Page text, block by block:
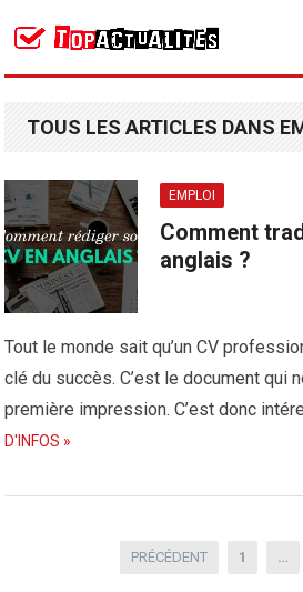
TOUS LES ARTICLES DANS
EMPLOI
Comment
anglais ?
Tout le monde sait qu’un CV
clé du succès. C’est le document qui
première impression. C’est donc
D'INFOS »
PRÉCÉDENT 1 …